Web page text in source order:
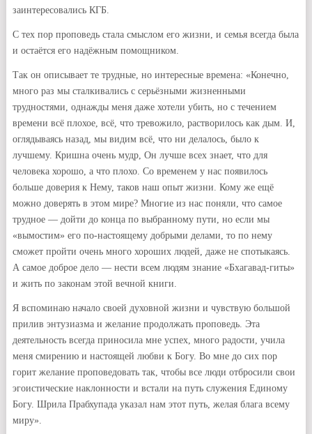
заинтересовались КГБ.
С тех пор проповедь стала смыслом его жизни, и семья всегда была
и остаётся его надёжным помощником.
Так он описывает те трудные, но интересные времена: «Конечно,
много раз мы сталкивались с серьёзными жизненными
трудностями, однажды меня даже хотели убить, но с течением
времени всё плохое, всё, что тревожило, растворилось как дым. И,
оглядываясь назад, мы видим всё, что ни делалось, было к
лучшему. Кришна очень мудр, Он лучше всех знает, что для
человека хорошо, а что плохо. Со временем у нас появилось
больше доверия к Нему, таков наш опыт жизни. Кому же ещё
можно доверять в этом мире? Многие из нас поняли, что самое
трудное — дойти до конца по выбранному пути, но если мы
«вымостим» его по-настоящему добрыми делами, то по нему
сможет пройти очень много хороших людей, даже не спотыкаясь.
А самое доброе дело — нести всем людям знание «Бхагавад-гиты»
и жить по законам этой вечной книги.
Я вспоминаю начало своей духовной жизни и чувствую большой
прилив энтузиазма и желание продолжать проповедь. Эта
деятельность всегда приносила мне успех, много радости, учила
меня смирению и настоящей любви к Богу. Во мне до сих пор
горит желание проповедовать так, чтобы все люди отбросили свои
эгоистические наклонности и встали на путь служения Единому
Богу. Шрила Прабхупада указал нам этот путь, желая блага всему
миру».